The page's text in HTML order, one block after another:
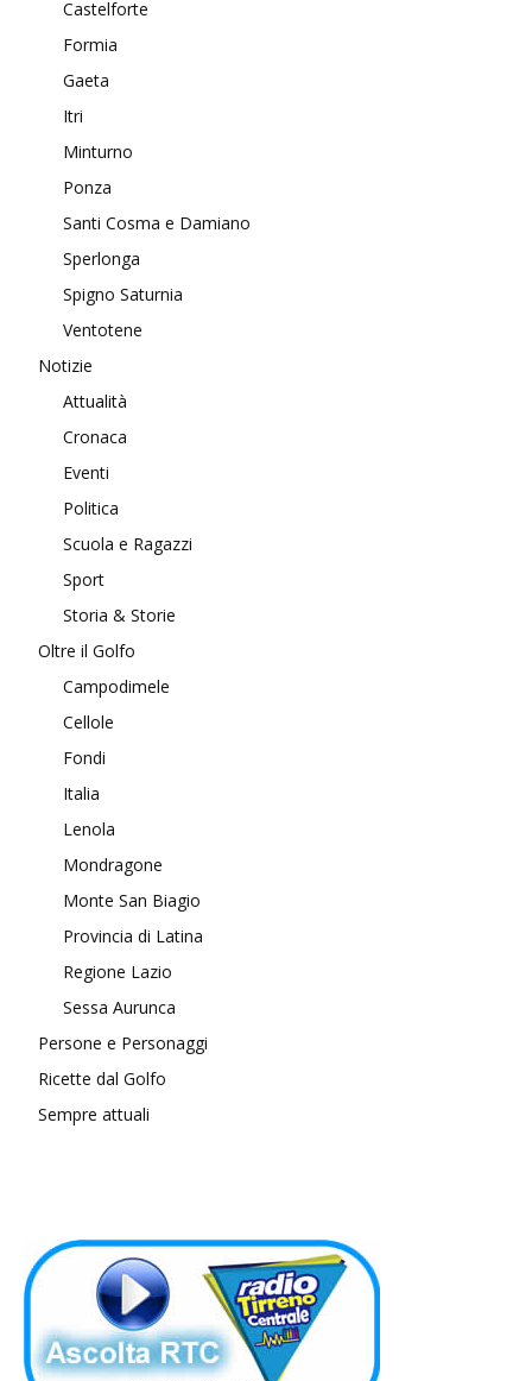
Castelforte
Formia
Gaeta
Itri
Minturno
Ponza
Santi Cosma e Damiano
Sperlonga
Spigno Saturnia
Ventotene
Notizie
Attualità
Cronaca
Eventi
Politica
Scuola e Ragazzi
Sport
Storia & Storie
Oltre il Golfo
Campodimele
Cellole
Fondi
Italia
Lenola
Mondragone
Monte San Biagio
Provincia di Latina
Regione Lazio
Sessa Aurunca
Persone e Personaggi
Ricette dal Golfo
Sempre attuali